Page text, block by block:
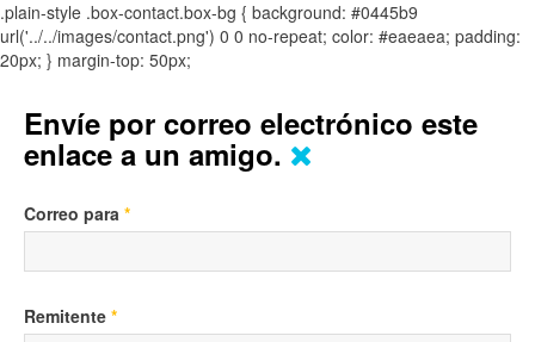
.plain-style .box-contact.box-bg { background: #0445b9
url('../../images/contact.png') 0 0 no-repeat; color: #eaeaea; padding:
20px; } margin-top: 50px;
Envíe por correo electrónico este
enlace a un amigo.
Correo para *
Remitente *